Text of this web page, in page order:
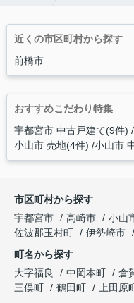
近くの市区町村から探す
前橋市
おすすめこだわり特集
宇都宮市 中古戸建て(9件)
小山市 売地(4件) 小山市
市区町村から探す
宇都宮市
高崎市 小山
佐波郡玉村町
伊勢崎市
町名から探す
大字福良
中岡本町 倉
三俣町
鶴田町 上田原